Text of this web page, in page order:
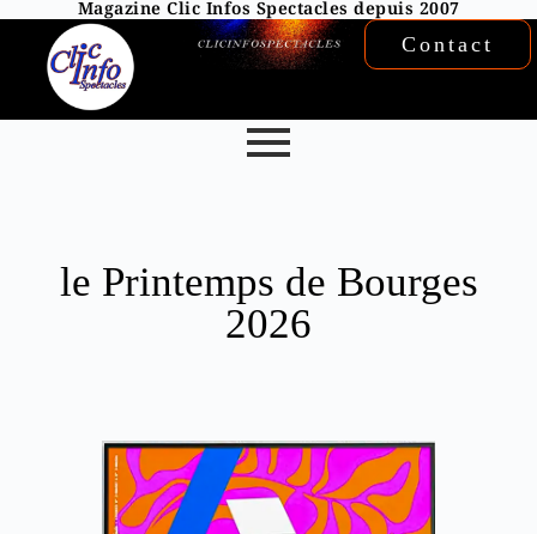
Magazine Clic Infos Spectacles depuis 2007
Contact
le Printemps de Bourges
2026